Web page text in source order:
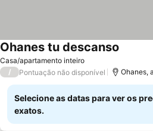
Casa/apartamento inteiro
Ohanes tu descanso
/ Pontuação não disponível Ohanes,
Selecione as datas para ver os
exatos.